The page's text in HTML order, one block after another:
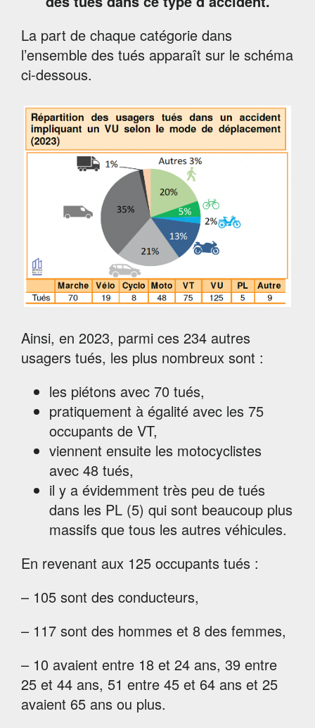
La part de chaque catégorie dans
l’ensemble des tués apparaît sur le schéma
ci-dessous.
Ainsi, en 2023, parmi ces 234 autres
usagers tués, les plus nombreux sont :
les piétons avec 70 tués,
pratiquement à égalité avec les 75
occupants de VT,
viennent ensuite les motocyclistes
avec 48 tués,
il y a évidemment très peu de tués
dans les PL (5) qui sont beaucoup plus
massifs que tous les autres véhicules.
En revenant aux 125 occupants tués :
– 105 sont des conducteurs,
– 117 sont des hommes et 8 des femmes,
– 10 avaient entre 18 et 24 ans, 39 entre
25 et 44 ans, 51 entre 45 et 64 ans et 25
avaient 65 ans ou plus.